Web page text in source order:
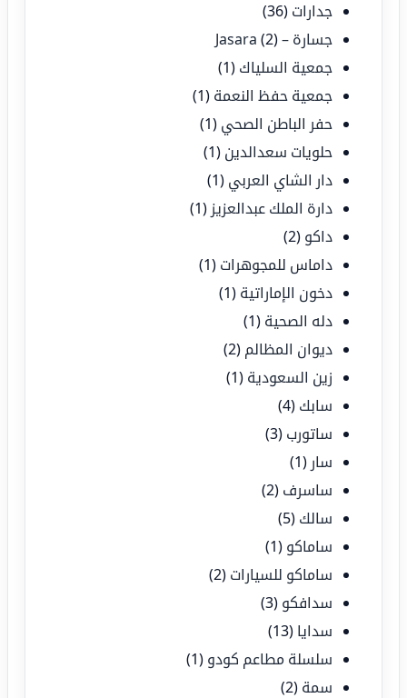
جدارات (36)
جسارة – Jasara(2)
جمعية السلياك (1)
جمعية حفظ النعمة (1)
حفر الباطن الصحي (1)
حلويات سعدالدين (1)
دار الشاي العربي (1)
دارة الملك عبدالعزيز (1)
داكو (2)
داماس للمجوهرات (1)
دخون الإماراتية (1)
دله الصحية (1)
ديوان المظالم (2)
زين السعودية (1)
سابك (4)
ساتورب (3)
سار (1)
ساسرف (2)
سالك (5)
ساماكو (1)
ساماكو للسيارات (2)
سدافكو (3)
سدايا (13)
سلسلة مطاعم كودو (1)
سمة (2)